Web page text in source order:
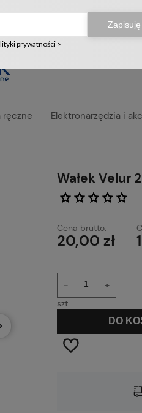
sklepu! ❤️
lub
ręczne Elektronarzędzia i
Wałek Velur
Cena brutto:
20,00 zł
+
-
szt.
DO